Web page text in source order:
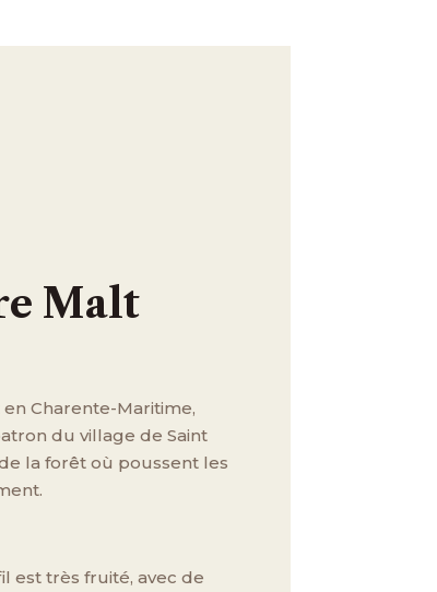
Malt
Charente-Maritime,
du village de Saint
la forêt où poussent les
est très fruité, avec de